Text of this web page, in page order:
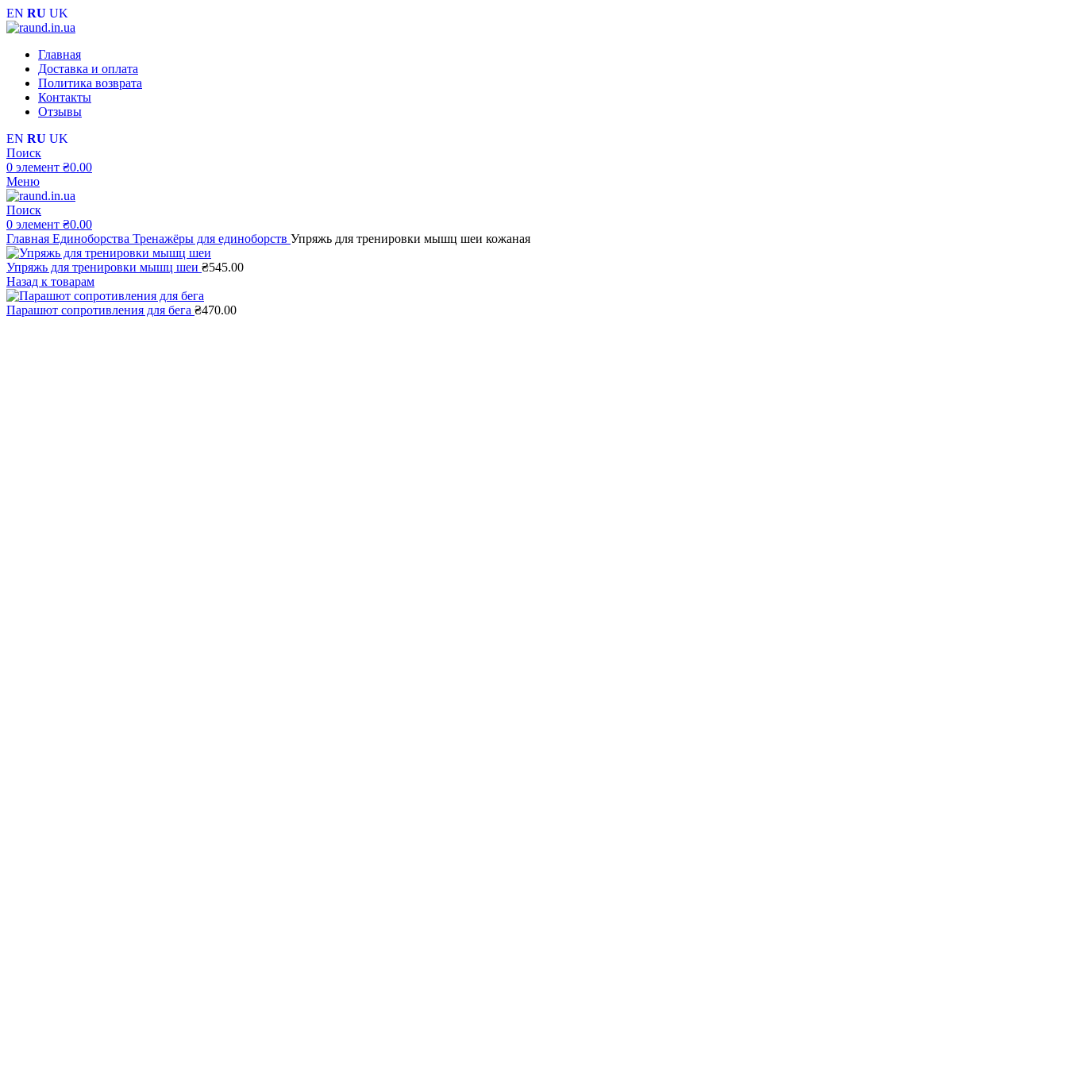
EN RU UK
Главная
Доставка и оплата
Политика возврата
Контакты
Отзывы
EN RU UK
Поиск
0 элемент ₴0.00
Меню
Поиск
0 элемент ₴0.00
Главная Единоборства Тренажёры для единоборств Упряжь для тренировки мышц шеи кожаная
Упряжь для тренировки мышц шеи ₴545.00
Назад к товарам
Парашют сопротивления для бега ₴470.00